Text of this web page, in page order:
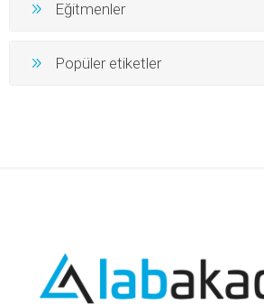
Eğitmenler
Popüler etiketler